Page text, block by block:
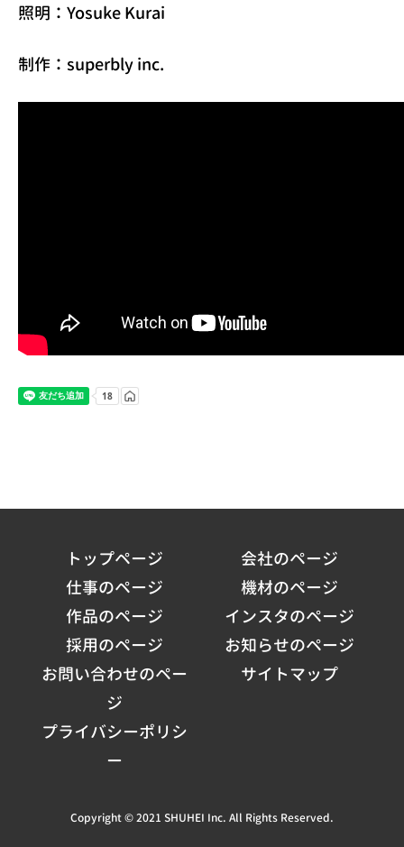
照明：Yosuke Kurai
制作：superbly inc.
トップページ
会社のページ
仕事のページ
機材のページ
作品のページ
インスタのページ
採用のページ
お知らせのページ
お問い合わせのペー
ジ
サイトマップ
プライバシーポリシ
ー
Copyright © 2021 SHUHEI Inc. All Rights Reserved.